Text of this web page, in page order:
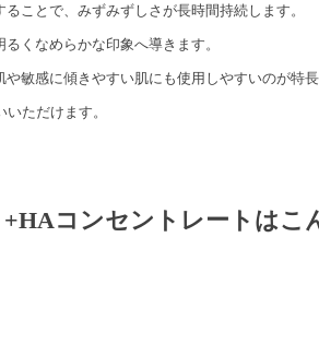
ことで、みずみずしさが長時間持続します。
くなめらかな印象へ導きます。
敏感に傾きやすい肌にも使用しやすいのが特長
ただけます。
コンセントレートはこ